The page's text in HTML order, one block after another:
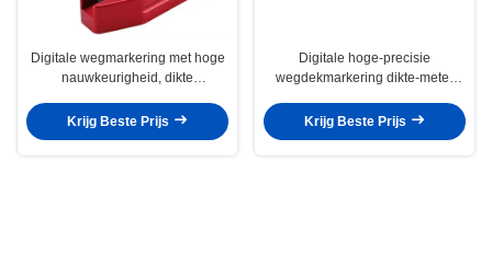
Digitale wegmarkering met hoge
nauwkeurigheid, dikte
Krijg Beste Prijs
Digitale hoge-precisie
wegdekmarkering dikte-meter
Krijg Beste Prijs